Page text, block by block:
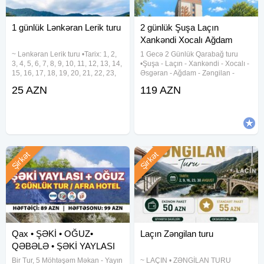
1 günlük Lənkəran Lerik turu
~ Lənkəran Lerik turu •Tarix: 1, 2,
3, 4, 5, 6, 7, 8, 9, 10, 11, 12, 13, 14,
15, 16, 17, 18, 19, 20, 21, 22, 23,
Avqust •Qiymət: •Ekonom Paket:
25 AZN
2 günlük Şuşa Laçın
Xankəndi Xocalı Ağdam
Zəngilan
1 Gecə 2 Günlük Qarabağ turu
•Şuşa - Laçın - Xankəndi - Xocalı -
Əsgəran - Ağdam - Zəngilan -
25-26, 29-30 İyul Növbəti ay: 1-2,
119 AZN
Qax • ŞƏKİ • OĞUZ•
QƏBƏLƏ • ŞƏKİ YAYLASI
Bir Tur, 5 Möhtəşəm Məkan - Yayın
Şirkət
Laçın Zəngilan turu
~ LAÇIN • ZƏNGİLAN TURU
Şirkət